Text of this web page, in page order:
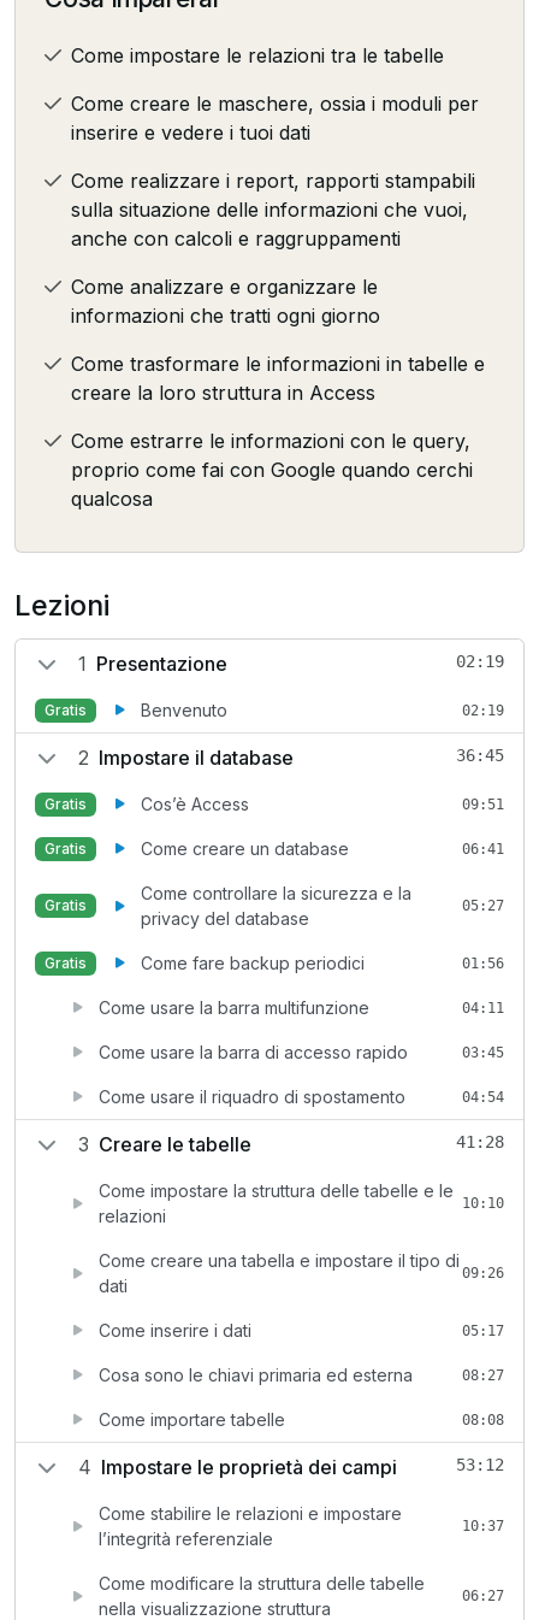
Come impostare le relazioni tra le tabelle
Come creare le maschere, ossia i moduli per
inserire e vedere i tuoi dati
Come realizzare i report, rapporti stampabili
sulla situazione delle informazioni che vuoi,
anche con calcoli e raggruppamenti
Come analizzare e organizzare le
informazioni che tratti ogni giorno
Come trasformare le informazioni in tabelle e
creare la loro struttura in Access
Come estrarre le informazioni con le query,
proprio come fai con Google quando cerchi
qualcosa
Lezioni
1 Presentazione 02:19
Gratis Benvenuto 02:19
2 Impostare il database 36:45
Gratis Cos’è Access 09:51
Gratis Come creare un database 06:41
Gratis
Come controllare la sicurezza e la
privacy del database
05:27
Gratis Come fare backup periodici 01:56
Come usare la barra multifunzione 04:11
Come usare la barra di accesso rapido 03:45
Come usare il riquadro di spostamento 04:54
3 Creare le tabelle 41:28
Come impostare la struttura delle tabelle e le
relazioni
10:10
Come creare una tabella e impostare il tipo di
dati
09:26
Come inserire i dati 05:17
Cosa sono le chiavi primaria ed esterna 08:27
Come importare tabelle 08:08
4 Impostare le proprietà dei campi 53:12
Come stabilire le relazioni e impostare
l’integrità referenziale
10:37
Come modificare la struttura delle tabelle
nella visualizzazione struttura
06:27